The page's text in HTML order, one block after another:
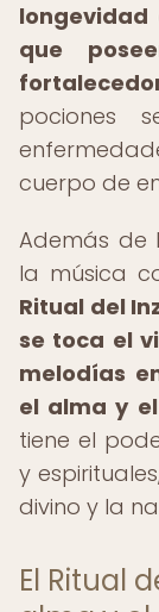
longevidad
que
pociones
cuerpo de
Además de
la música
Ritual del
se toca el
melodías
el alma y
tiene el
y
divino y la
El Ritual